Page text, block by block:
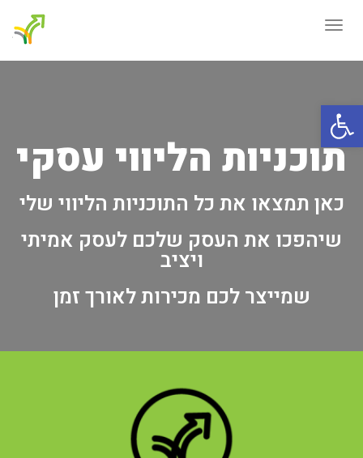
פתח סרגל נגישות
תפריט
תוכניות הליווי עסקי
כאן תמצאו את כל התוכניות הליווי שלי
שיהפכו את העסק שלכם לעסק אמיתי
ויציב
שמייצר לכם מכירות לאורך זמן